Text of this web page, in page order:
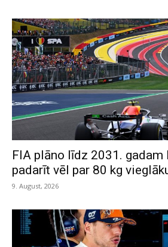
FIA plāno līdz 2031. gadam
padarīt vēl par 80 kg
9. August, 2026